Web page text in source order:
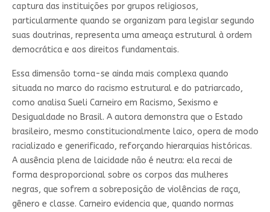
captura das instituições por grupos religiosos,
particularmente quando se organizam para legislar segundo
suas doutrinas, representa uma ameaça estrutural à ordem
democrática e aos direitos fundamentais.
Essa dimensão torna-se ainda mais complexa quando
situada no marco do racismo estrutural e do patriarcado,
como analisa Sueli Carneiro em Racismo, Sexismo e
Desigualdade no Brasil. A autora demonstra que o Estado
brasileiro, mesmo constitucionalmente laico, opera de modo
racializado e generificado, reforçando hierarquias históricas.
A ausência plena de laicidade não é neutra: ela recai de
forma desproporcional sobre os corpos das mulheres
negras, que sofrem a sobreposição de violências de raça,
gênero e classe. Carneiro evidencia que, quando normas